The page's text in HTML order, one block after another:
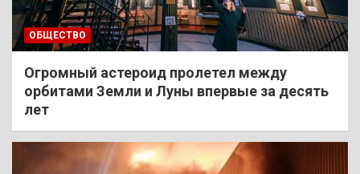
ОБЩЕСТВО
Огромный астероид пролетел между
орбитами Земли и Луны впервые за десять
лет